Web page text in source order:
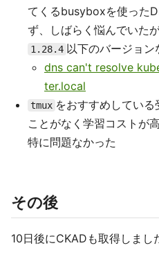
てくるbusyboxを使った
ず、しばらく悩んでいた
1.28.4 以下のバージョン
dns can't resolve
ter.local
tmux をおすすめしてい
ことがなく学習コストが
特に問題なかった
その後
10日後にCKADも取得しまし